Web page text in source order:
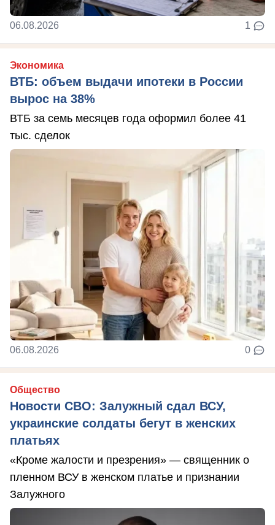
06.08.2026 1
Экономика
ВТБ: объем выдачи ипотеки в России
вырос на 38%
ВТБ за семь месяцев года оформил более 41
тыс. сделок
06.08.2026 0
Общество
Новости СВО: Залужный сдал ВСУ,
украинские солдаты бегут в женских
платьях
«Кроме жалости и презрения» — священник о
пленном ВСУ в женском платье и признании
Залужного